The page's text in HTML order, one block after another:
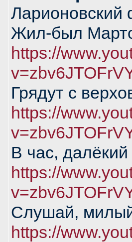
Ларионовский
Жил-был
https://
Грядут с
https://
В час, далёкий
https://
Слушай,
https://